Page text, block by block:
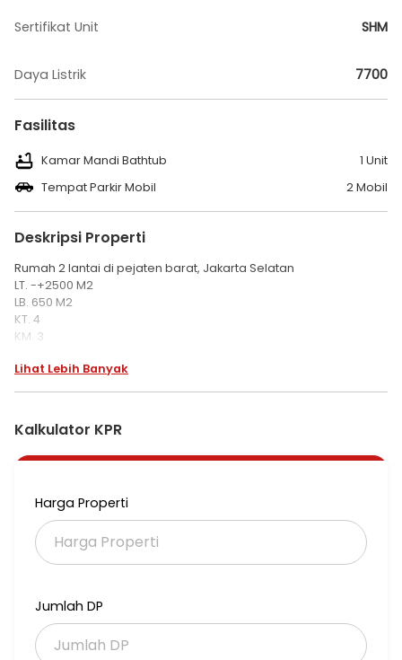
Sertifikat Unit SHM
Daya Listrik 7700
Fasilitas
Kamar Mandi Bathtub
1 Unit
Tempat Parkir Mobil
2 Mobil
Deskripsi Properti
Rumah 2 lantai di pejaten barat, Jakarta Selatan
LT. -+2500 M2
LB. 650 M2
KT. 4
KM. 3
PLN 7700 watt
Carport 5
Harga Rp.25jt/m2
Total Rp. 62.500.000,-
Lihat Lebih Banyak
Kalkulator KPR
Harga Properti
Jumlah DP